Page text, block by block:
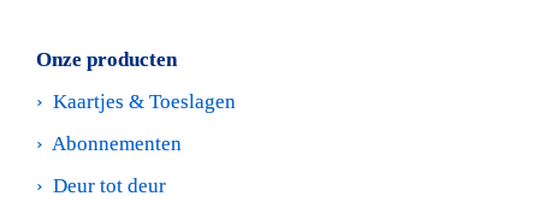
Onze producten
› Kaartjes & Toeslagen
› Abonnementen
› Deur tot deur